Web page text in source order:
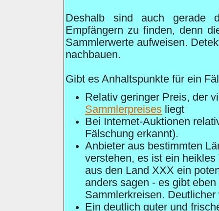
Deshalb sind auch gerade
Empfängern zu finden, denn
Sammlerwerte aufweisen.
nachbauen.
Gibt es Anhaltspunkte für ein
Relativ geringer Preis, der
Sammlerpreises liegt
Bei Internet-Auktionen
Fälschung erkannt).
Anbieter aus bestimmten
verstehen, es ist ein
aus den Land XXX ein
anders sagen - es gibt
Sammlerkreisen.
Ein deutlich guter und